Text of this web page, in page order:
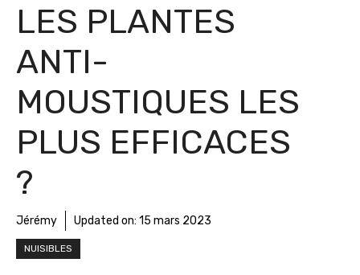
LES PLANTES
ANTI-
MOUSTIQUES LES
PLUS EFFICACES
?
Jérémy Updated on: 15 mars 2023
NUISIBLES